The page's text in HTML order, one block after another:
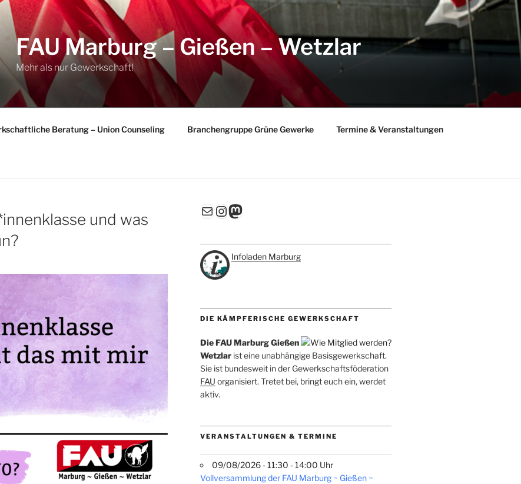
FAU Marburg – Gießen – Wetzlar
Mehr als nur Gewerkschaft!
Beratung – Union Counseling Branchengruppe Grüne Gewerke Termine & Veranstaltungen
und was
E-MailInstagram
Mastodon
Infoladen Marburg
DIE KÄMPFERISCHE GEWERKSCHAFT
Die FAU Marburg Gießen
Wetzlarist eine unabhängige Basisgewerkschaft.
Sie ist bundesweit in der Gewerkschaftsföderation
FAU organisiert. Tretet bei, bringt euch ein, werdet
aktiv.
VERANSTALTUNGEN & TERMINE
09/08/2026 - 11:30 - 14:00 Uhr
Vollversammlung der FAU Marburg ~ Gießen ~